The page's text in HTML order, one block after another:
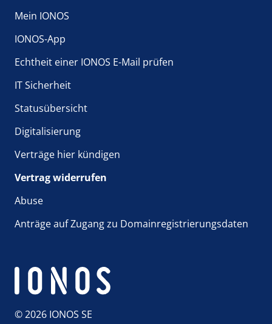
Mein IONOS
IONOS-App
Echtheit einer IONOS E-Mail prüfen
IT Sicherheit
Statusübersicht
Digitalisierung
Verträge hier kündigen
Vertrag widerrufen
Abuse
Anträge auf Zugang zu Domainregistrierungsdaten
© 2026 IONOS SE